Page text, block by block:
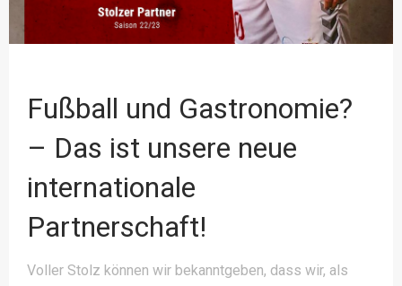
Fußball und Gastronomie?
– Das ist unsere neue
internationale
Partnerschaft!
Voller Stolz können wir bekanntgeben, dass wir, als